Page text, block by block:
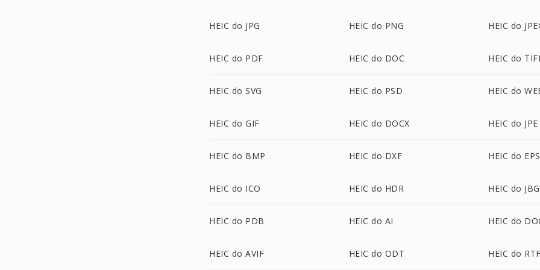
HEIC do JPG HEIC do PNG HEIC do
HEIC do PDF HEIC do DOC HEIC do
HEIC do SVG HEIC do PSD HEIC do
HEIC do GIF HEIC do DOCX HEIC do JPE
HEIC do BMP HEIC do DXF HEIC do EPS
HEIC do ICO HEIC do HDR HEIC do JBG
HEIC do PDB HEIC do AI HEIC do
HEIC do AVIF HEIC do ODT HEIC do RTF